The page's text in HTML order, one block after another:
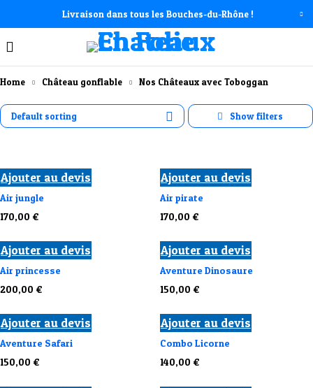
Livraison dans tous les Bouches-du-Rhône !
Home Château gonflable Nos Châteaux avec Toboggan ​
Default sorting
Ajouter au devis
Air jungle
170,00 €
Ajouter au devis
Air pirate
170,00 €
Ajouter au devis
Air princesse
200,00 €
Ajouter au devis
Aventure Dinosaure
150,00 €
Ajouter au devis
Aventure Safari
150,00 €
Ajouter au devis
Combo Licorne
140,00 €